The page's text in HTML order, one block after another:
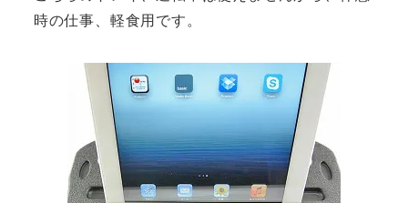
時の仕事、軽食用です。